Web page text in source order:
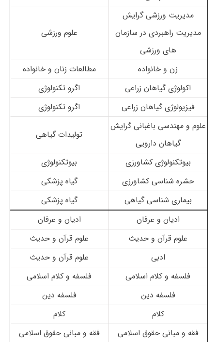
مدیریت ورزشی گرایش
مدیریت راهبردی در سازمان
های ورزشی
علوم ورزشی
زن و خانواده
مطالعات زنان و خانواده
اکولوژی گیاهان زراعی
اگرو تکنولوژی
فیزیولوژی گیاهان زراعی
اگرو تکنولوژی
علوم و مهندسی باغبانی گرایش
گیاهان دارویی
تولیدات گیاهی
بیوتکنولوژی کشاورزی
بیوتکنولوژی
حشره شناسی کشاورزی
گیاه پزشکی
بیماری شناسی گیاهی
گیاه پزشکی
ادیان و عرفان
ادیان و عرفان
علوم قرآن و حدیث
علوم قرآن و حدیث
ادبی
علوم قرآن و حدیث
فلسفه و کلام اسلامی
فلسفه و کلام اسلامی
فلسفه دین
فلسفه دین
کلام
کلام
فقه و مبانی حقوق اسلامی
فقه و مبانی حقوق اسلامی